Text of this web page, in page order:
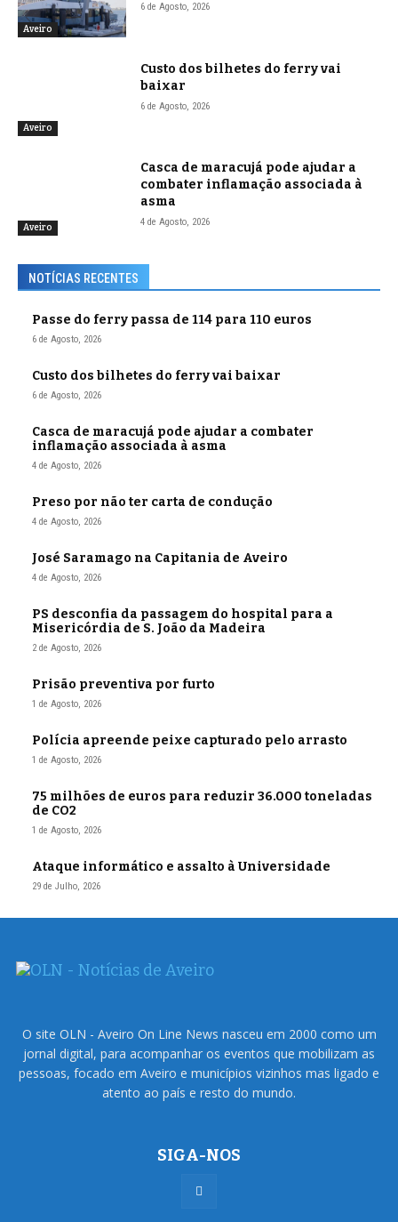
Aveiro
6 de Agosto, 2026
Aveiro
Custo dos bilhetes do ferry vai
baixar
6 de Agosto, 2026
Aveiro
Casca de maracujá pode ajudar a
combater inflamação associada à
asma
4 de Agosto, 2026
NOTÍCIAS RECENTES
Passe do ferry passa de 114 para 110 euros
6 de Agosto, 2026
Custo dos bilhetes do ferry vai baixar
6 de Agosto, 2026
Casca de maracujá pode ajudar a combater
inflamação associada à asma
4 de Agosto, 2026
Preso por não ter carta de condução
4 de Agosto, 2026
José Saramago na Capitania de Aveiro
4 de Agosto, 2026
PS desconfia da passagem do hospital para a
Misericórdia de S. João da Madeira
2 de Agosto, 2026
Prisão preventiva por furto
1 de Agosto, 2026
Polícia apreende peixe capturado pelo arrasto
1 de Agosto, 2026
75 milhões de euros para reduzir 36.000 toneladas
de CO2
1 de Agosto, 2026
Ataque informático e assalto à Universidade
29 de Julho, 2026
O site OLN - Aveiro On Line News nasceu em 2000 como um
jornal digital, para acompanhar os eventos que mobilizam as
pessoas, focado em Aveiro e municípios vizinhos mas ligado e
atento ao país e resto do mundo.
SIGA-NOS